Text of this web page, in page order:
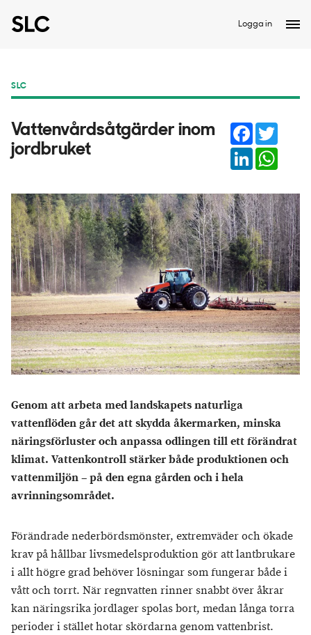
Logga in
SLC
Vattenvårdsåtgärder inom
jordbruket
Facebook
LinkedIn
Genom att arbeta med landskapets naturliga
vattenflöden går det att skydda åkermarken, minska
näringsförluster och anpassa odlingen till ett förändrat
klimat. Vattenkontroll stärker både produktionen och
vattenmiljön – på den egna gården och i hela
avrinningsområdet.
Förändrade nederbördsmönster, extremväder och ökade
krav på hållbar livsmedelsproduktion gör att lantbrukare
i allt högre grad behöver lösningar som fungerar både i
vått och torrt. När regnvatten rinner snabbt över åkrar
kan näringsrika jordlager spolas bort, medan långa torra
perioder i stället hotar skördarna genom vattenbrist.